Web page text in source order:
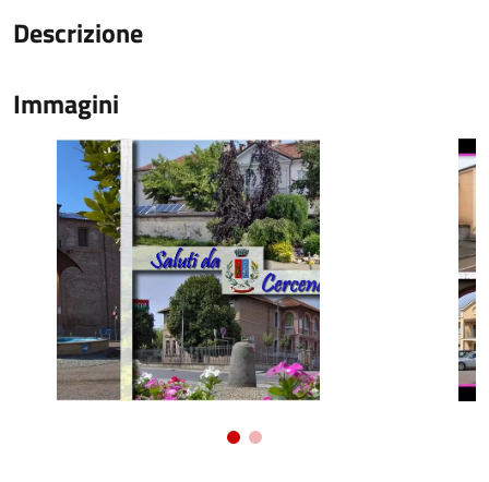
Descrizione
Immagini